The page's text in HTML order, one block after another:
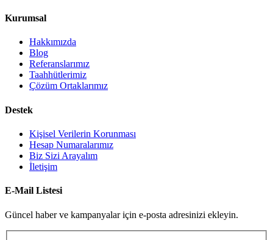
Kurumsal
Hakkımızda
Blog
Referanslarımız
Taahhütlerimiz
Çözüm Ortaklarımız
Destek
Kişisel Verilerin Korunması
Hesap Numaralarımız
Biz Sizi Arayalım
İletişim
E-Mail Listesi
Güncel haber ve kampanyalar için e-posta adresinizi ekleyin.